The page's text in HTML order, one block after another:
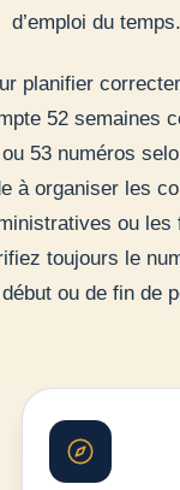
d’emploi du temps.
planifier
52 semaines
53 numéros
à organiser les
ou les
toujours le
ou de fin de